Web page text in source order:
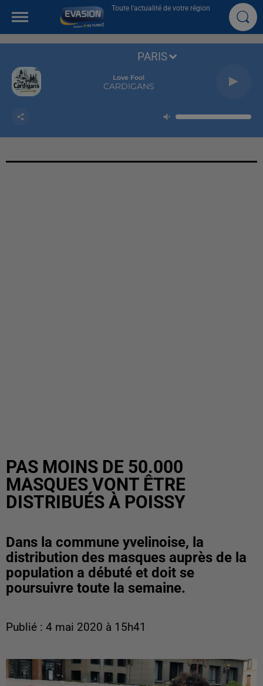
Toute l'actualité de votre région
Love Fool
CARDIGANS
PARIS
PAS MOINS DE 50.000
MASQUES VONT ÊTRE
DISTRIBUÉS À POISSY
Dans la commune yvelinoise, la
distribution des masques auprès de la
population a débuté et doit se
poursuivre toute la semaine.
Publié : 4 mai 2020 à 15h41